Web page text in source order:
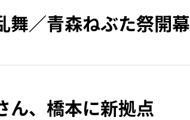
舞／青森ねぶた祭開幕
ん、橋本に新拠点